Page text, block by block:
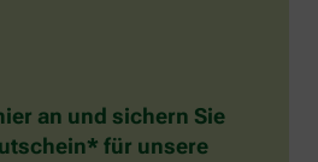
an und sichern Sie
für unsere